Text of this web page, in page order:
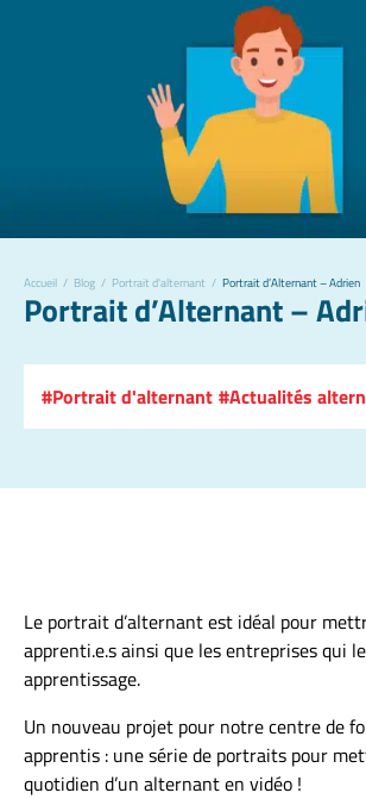
Accueil / Blog / Portrait d'alternant / Portrait d’Alternant – Adrien
Portrait d’Alternant –
Portrait d'alternant Actualités
Le portrait d’alternant est idéal pour
apprenti.e.s ainsi que les entreprises qui
apprentissage.
Un nouveau projet pour notre centre de
apprentis : une série de portraits pour
quotidien d’un alternant en vidéo !